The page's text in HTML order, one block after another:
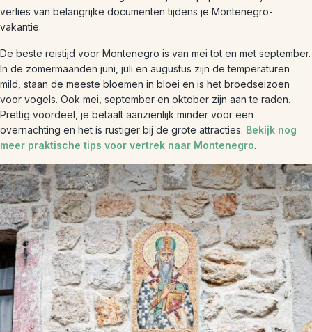
verlies van belangrijke documenten tijdens je Montenegro-
vakantie.
De beste reistijd voor Montenegro is van mei tot en met september.
In de zomermaanden juni, juli en augustus zijn de temperaturen
mild, staan de meeste bloemen in bloei en is het broedseizoen
voor vogels. Ook mei, september en oktober zijn aan te raden.
Prettig voordeel, je betaalt aanzienlijk minder voor een
overnachting en het is rustiger bij de grote attracties. Bekijk nog
meer praktische tips voor vertrek naar Montenegro.